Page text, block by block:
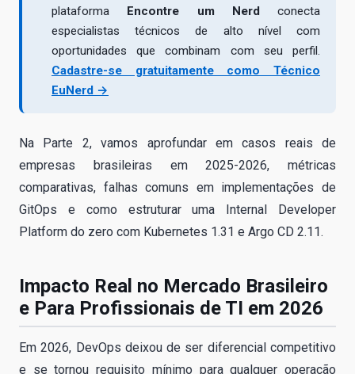
plataforma Encontre um Nerdconecta
especialistas técnicos de alto nível com
oportunidades que combinam com seu perfil.
Cadastre-se gratuitamente como Técnico
EuNerd →
Na Parte 2, vamos aprofundar em casos reais de
empresas brasileiras em 2025-2026, métricas
comparativas, falhas comuns em implementações de
GitOps e como estruturar uma Internal Developer
Platform do zero com Kubernetes 1.31 e Argo CD 2.11.
Impacto Real no Mercado Brasileiro
e Para Profissionais de TI em 2026
Em 2026, DevOps deixou de ser diferencial competitivo
e se tornou requisito mínimo para qualquer operação